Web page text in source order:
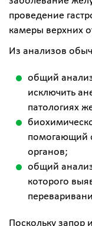
проведение
камеры верхних
Из анализов
общий
исключить
патологиях
помогающий
органов;
общий
которого
Поскольку запор